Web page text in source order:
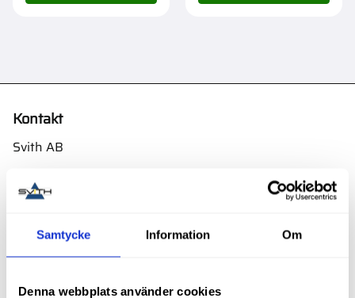
Samtycke Information Om
Denna webbplats använder cookies
Kontakt
Svith AB
E-post:
Oscarsbergsvägen 11